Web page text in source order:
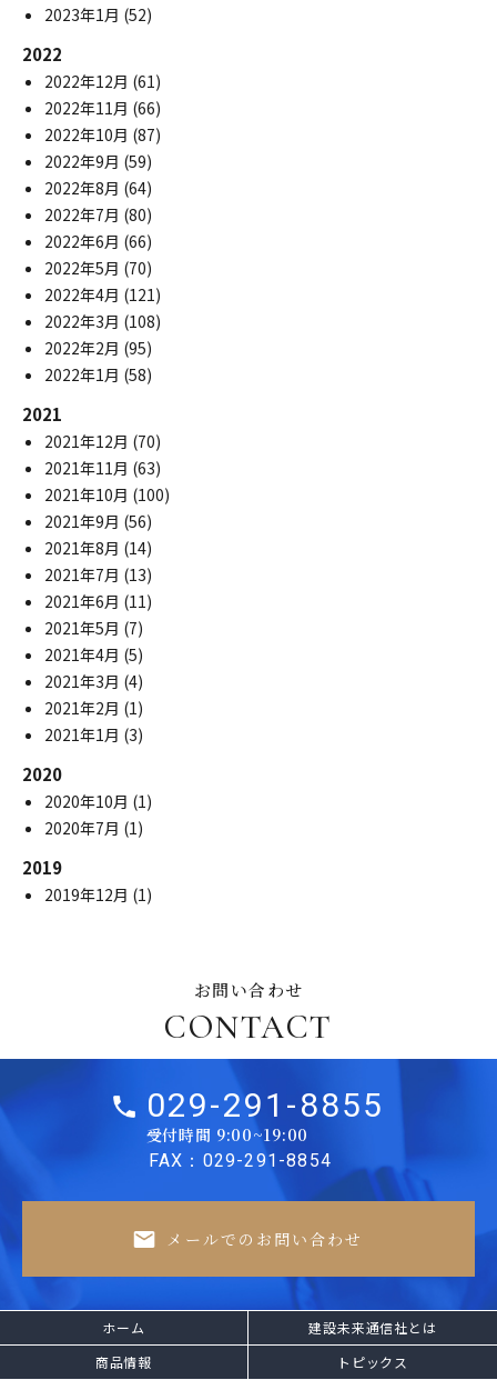
2023年1月 (52)
2022
2022年12月 (61)
2022年11月 (66)
2022年10月 (87)
2022年9月 (59)
2022年8月 (64)
2022年7月 (80)
2022年6月 (66)
2022年5月 (70)
2022年4月 (121)
2022年3月 (108)
2022年2月 (95)
2022年1月 (58)
2021
2021年12月 (70)
2021年11月 (63)
2021年10月 (100)
2021年9月 (56)
2021年8月 (14)
2021年7月 (13)
2021年6月 (11)
2021年5月 (7)
2021年4月 (5)
2021年3月 (4)
2021年2月 (1)
2021年1月 (3)
2020
2020年10月 (1)
2020年7月 (1)
2019
2019年12月 (1)
お問い合わせ
CONTACT
029-291-8855
受付時間 9:00~19:00
FAX：029-291-8854
メールでのお問い合わせ
ホーム
建設未来通信社とは
商品情報
トピックス